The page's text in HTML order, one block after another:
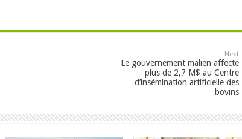
Next
Le gouvernement malien affecte
plus de 2,7 M$ au Centre
d’insémination artificielle des
bovins